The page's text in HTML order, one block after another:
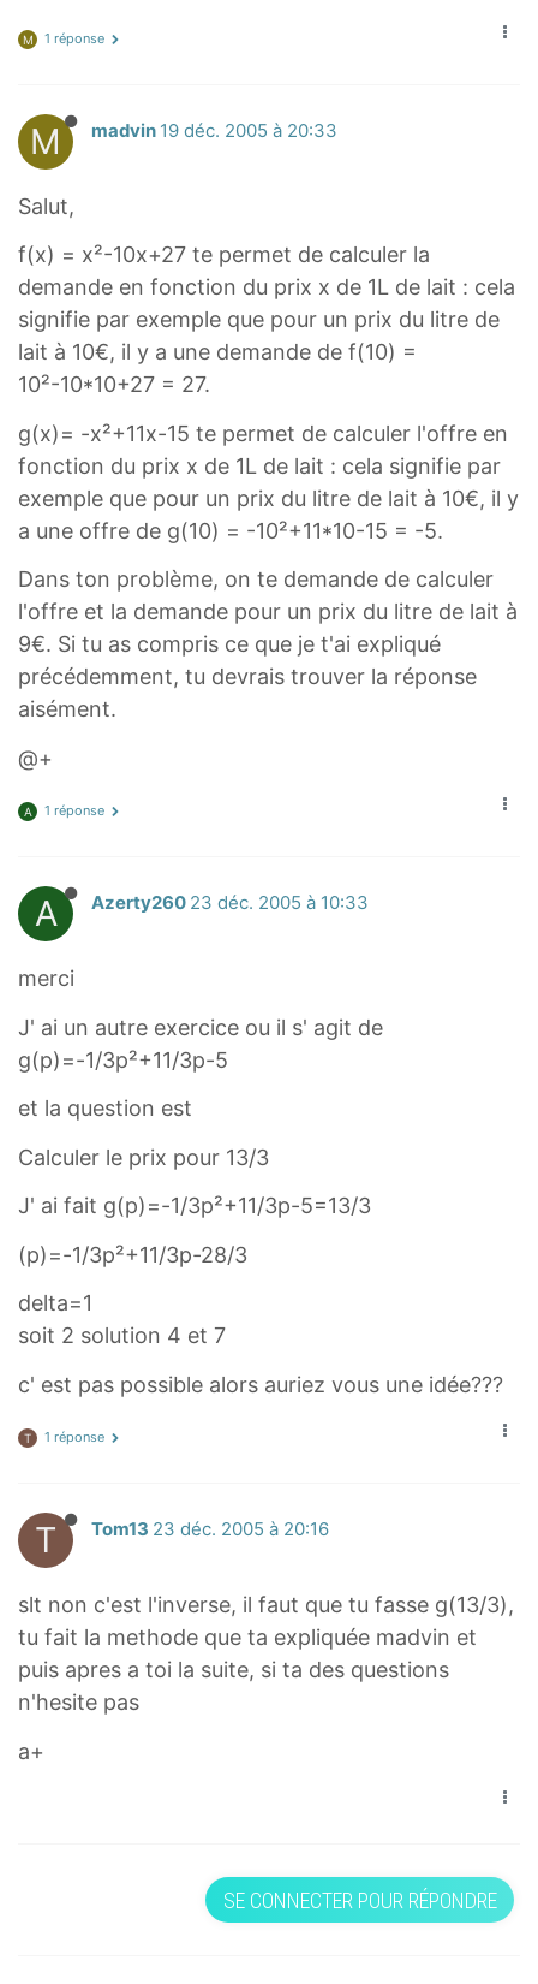
M 1 réponse
M madvin 19 déc. 2005 à 20:33
Salut,
f(x) = x²-10x+27 te permet de calculer la
demande en fonction du prix x de 1L de lait : cela
signifie par exemple que pour un prix du litre de
lait à 10€, il y a une demande de f(10) =
10²-10*10+27 = 27.
g(x)= -x²+11x-15 te permet de calculer l'offre en
fonction du prix x de 1L de lait : cela signifie par
exemple que pour un prix du litre de lait à 10€, il y
a une offre de g(10) = -10²+11*10-15 = -5.
Dans ton problème, on te demande de calculer
l'offre et la demande pour un prix du litre de lait à
9€. Si tu as compris ce que je t'ai expliqué
précédemment, tu devrais trouver la réponse
aisément.
@+
A 1 réponse
A Azerty260 23 déc. 2005 à 10:33
merci
J' ai un autre exercice ou il s' agit de
g(p)=-1/3p²+11/3p-5
et la question est
Calculer le prix pour 13/3
J' ai fait g(p)=-1/3p²+11/3p-5=13/3
(p)=-1/3p²+11/3p-28/3
delta=1
soit 2 solution 4 et 7
c' est pas possible alors auriez vous une idée???
T 1 réponse
T Tom13 23 déc. 2005 à 20:16
slt non c'est l'inverse, il faut que tu fasse g(13/3),
tu fait la methode que ta expliquée madvin et
puis apres a toi la suite, si ta des questions
n'hesite pas
a+
SE CONNECTER POUR RÉPONDRE